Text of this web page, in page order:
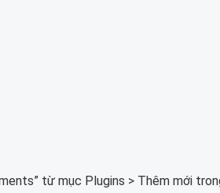
từ mục Plugins > Thêm mới